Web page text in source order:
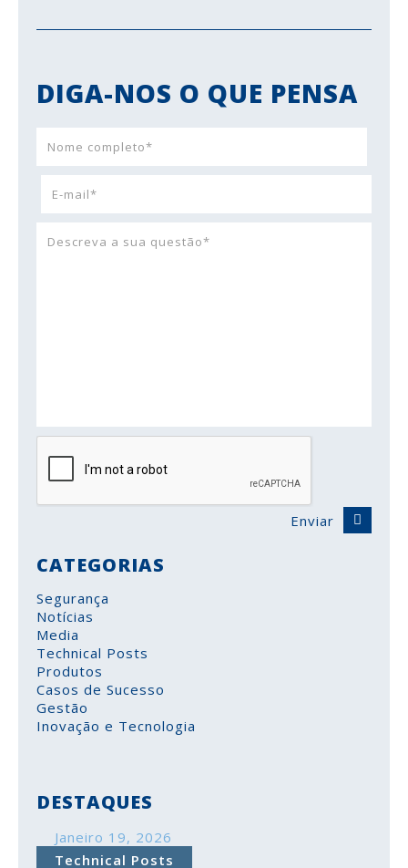
DIGA-NOS O QUE PENSA
Enviar
CATEGORIAS
Segurança
Notícias
Media
Technical Posts
Produtos
Casos de Sucesso
Gestão
Inovação e Tecnologia
DESTAQUES
Janeiro 19, 2026
Technical Posts
COMUNICAÇÃO DO INVENTÁRIO À AUTORIDADE